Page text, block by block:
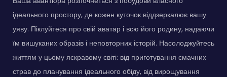
ідеального простору, де кожен куточок віддзеркалює вашу
уяву. Піклуйтеся про свій аватар і всю його родину, надаючи
їм вишуканих образів і неповторних історій. Насолоджуйтесь
життям у цьому яскравому світі: від приготування смачних
страв до планування ідеального обіду, від вирощування